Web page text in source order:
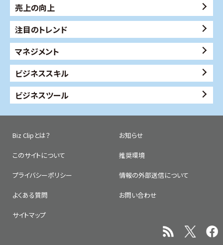
売上の向上
注目のトレンド
マネジメント
ビジネススキル
ビジネスツール
Biz Clipとは？ お知らせ
このサイトについて 推奨環境
プライバシーポリシー 情報の外部送信について
よくある質問 お問い合わせ
サイトマップ